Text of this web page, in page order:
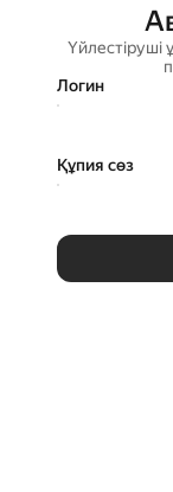
Үйлестіруші
Логин
Құпия сөз